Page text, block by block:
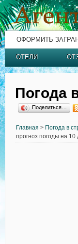
ОФОРМИТЬ
ОТЕЛИ
Погода
Поделиться…
Главная > Погода в
прогноз погоды на 10